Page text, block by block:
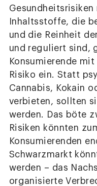
Inhaltsstoffe, die
und die Reinheit
und reguliert sind,
Konsumierende
Risiko ein. Statt
Cannabis, Kokain
verbieten, sollten
werden. Das böte
Risiken könnten
Konsumierenden
Schwarzmarkt
werden – das
organisierte